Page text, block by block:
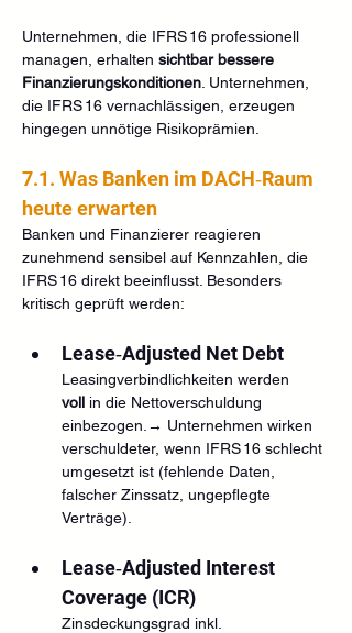
Unternehmen, die IFRS 16 professionell
managen, erhalten sichtbar bessere
Finanzierungskonditionen . Unternehmen,
die IFRS 16 vernachlässigen, erzeugen
hingegen unnötige Risikoprämien.
7.1. Was Banken im DACH‑Raum
heute erwarten
Banken und Finanzierer reagieren
zunehmend sensibel auf Kennzahlen, die
IFRS 16 direkt beeinflusst. Besonders
kritisch geprüft werden:
Lease‑Adjusted Net Debt
Leasingverbindlichkeiten werden
voll in die Nettoverschuldung
einbezogen.→ Unternehmen wirken
verschuldeter, wenn IFRS 16 schlecht
umgesetzt ist (fehlende Daten,
falscher Zinssatz, ungepflegte
Verträge).
Lease‑Adjusted Interest
Coverage (ICR)
Zinsdeckungsgrad inkl.